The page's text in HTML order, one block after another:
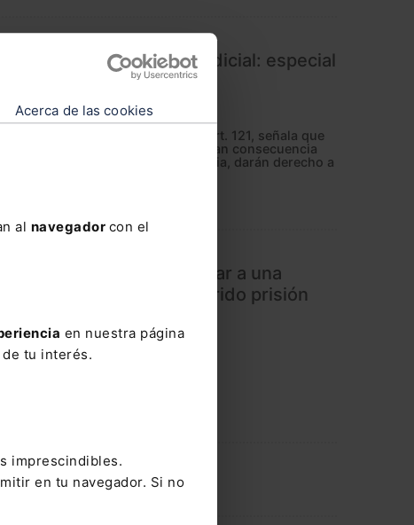
Acerca de las cookies
al navegador con el
en nuestra página
tu interés.
imprescindibles.
en tu navegador. Si no
patrimonial por error judicial: especial
Española de 1978, en su art. 121, señala que
error judicial, así como los que sean consecuencia
de la Administración de Justicia, darán derecho a
toda absolución da lugar a una
perjudicado que haya sufrido prisión